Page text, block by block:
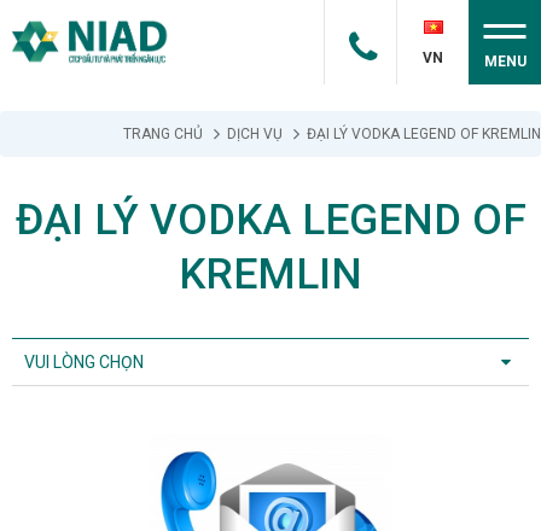
VN MENU
TRANG CHỦ DỊCH VỤ ĐẠI LÝ VODKA LEGEND OF KREMLIN
ĐẠI LÝ VODKA LEGEND OF
KREMLIN
VUI LÒNG CHỌN